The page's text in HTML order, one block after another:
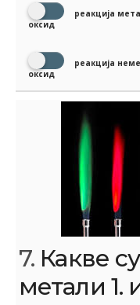
реакција
оксид
реакција
оксид
7. Какве
метали 1.